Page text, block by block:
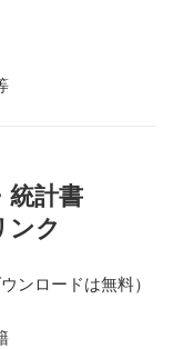
統計書
ンク
ンロードは無料）